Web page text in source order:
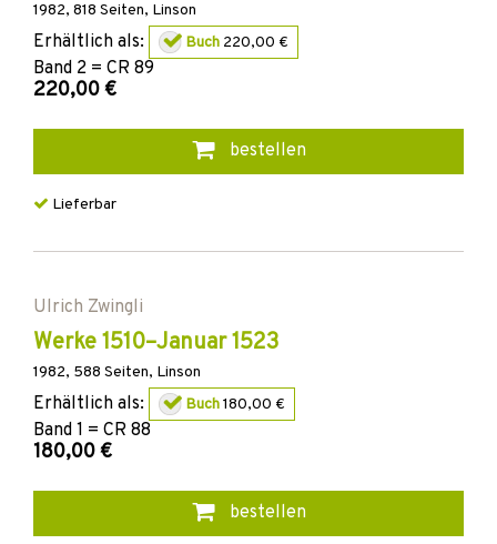
1982, 818 Seiten, Linson
Erhältlich als: Buch 220,00 €
Band 2 = CR 89
220,00 €
bestellen
Lieferbar
Ulrich Zwingli
Werke 1510–Januar 1523
1982, 588 Seiten, Linson
Erhältlich als: Buch180,00 €
Band 1 = CR 88
180,00 €
bestellen